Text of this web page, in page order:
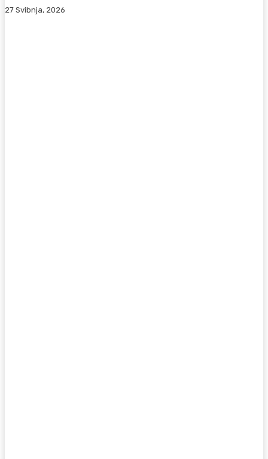
27 Svibnja, 2026